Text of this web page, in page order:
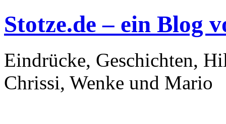
Stotze.de – ein Blog
Eindrücke, Geschichten,
Chrissi, Wenke und Mario